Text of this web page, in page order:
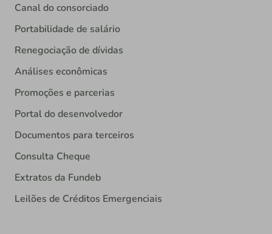
Canal do consorciado
Portabilidade de salário
Renegociação de dívidas
Análises econômicas
Promoções e parcerias
Portal do desenvolvedor
Documentos para terceiros
Consulta Cheque
Extratos da Fundeb
Leilões de Créditos Emergenciais